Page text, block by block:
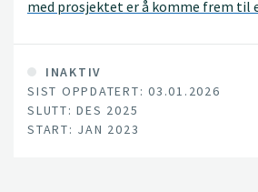
med prosjektet er å komme frem
skadegjørere i norsk korn. Vi
korsblomstra vekster som har
overlevelse av plantepatogene
jord/planterester dersom de brukes
fangvekst/ettervekst i norskdyrket
INAKTIV
SIST OPPDATERT: 03.01.2026
SLUTT: DES 2025
START: JAN 2023